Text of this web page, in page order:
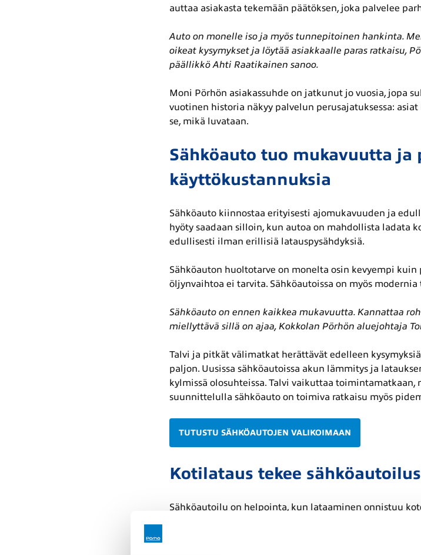
auttaa asiakasta tekemään päätöksen, joka palvelee
Auto on monelle iso ja myös tunnepitoinen hankinta.
oikeat kysymykset ja löytää asiakkaalle paras ratkaisu,
päällikkö Ahti Raatikainen sanoo.
Moni Pörhön asiakassuhde on jatkunut jo vuosia, jopa
vuotinen historia näkyy palvelun perusajatuksessa:
se, mikä luvataan.
Sähköauto tuo mukavuutta ja
käyttökustannuksia
Sähköauto kiinnostaa erityisesti ajomukavuuden ja
hyöty saadaan silloin, kun autoa on mahdollista ladata
edullisesti ilman erillisiä latauspysähdyksiä.
Sähköauton huoltotarve on monelta osin kevyempi
öljynvaihtoa ei tarvita. Sähköautoissa on myös
Sähköauto on ennen kaikkea mukavuutta. Kannattaa
miellyttävä sillä on ajaa, Kokkolan Pörhön aluejohtaja
Talvi ja pitkät välimatkat herättävät edelleen
paljon. Uusissa sähköautoissa akun lämmitys ja
kylmissä olosuhteissa. Talvi vaikuttaa
suunnittelulla sähköauto on toimiva ratkaisu myös
TUTUSTU SÄHKÖAUTOJEN VALIKOIMAAN
Kotilataus tekee
Sähköautoilu on helpointa, kun lataaminen onnistuu